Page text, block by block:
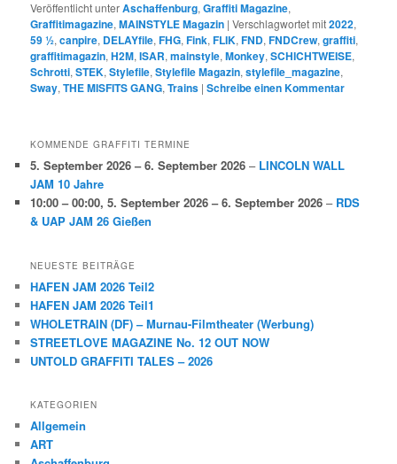
Veröffentlicht unterAschaffenburg,Graffiti Magazine,
Graffitimagazine,MAINSTYLE Magazin |Verschlagwortet mit2022,
59 ½,canpire, DELAYfile,FHG,Fink,FLIK,FND,FNDCrew,graffiti,
graffitimagazin,H2M,ISAR,mainstyle,Monkey,SCHICHTWEISE,
Schrotti,STEK,Stylefile,Stylefile Magazin,stylefile_magazine,
Sway,THE MISFITS GANG,Trains |Schreibe einen Kommentar
KOMMENDE GRAFFITI TERMINE
5. September 2026 – 6. September 2026 – LINCOLN WALL
JAM 10 Jahre
10:00 – 00:00,5. September 2026 – 6. September 2026 – RDS
& UAP JAM 26 Gießen
NEUESTE BEITRÄGE
HAFEN JAM 2026 Teil2
HAFEN JAM 2026 Teil1
WHOLETRAIN (DF) – Murnau-Filmtheater (Werbung)
STREETLOVE MAGAZINE No. 12 OUT NOW
UNTOLD GRAFFITI TALES – 2026
KATEGORIEN
Allgemein
ART